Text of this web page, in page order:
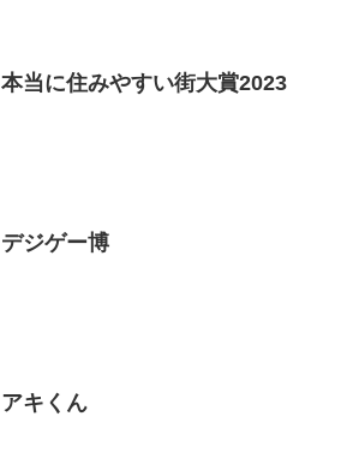
本当に住みやすい街大賞2023
デジゲー博
アキくん